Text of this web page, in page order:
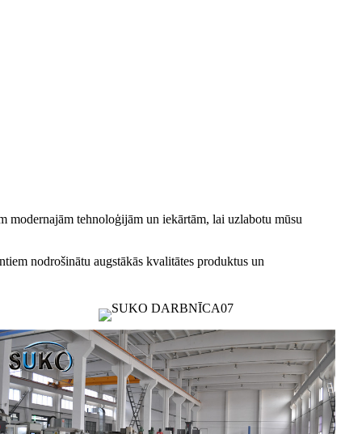
modernajām tehnoloģijām un iekārtām, lai uzlabotu mūsu
nodrošinātu augstākās kvalitātes produktus un